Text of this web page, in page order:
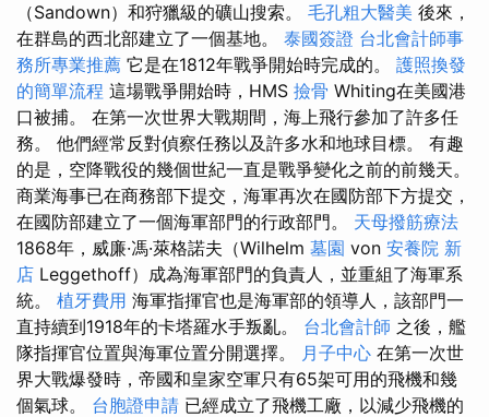
（Sandown）和狩獵級的礦山搜索。 毛孔粗大醫美 後來，
在群島的西北部建立了一個基地。 泰國簽證 台北會計師事
務所專業推薦 它是在1812年戰爭開始時完成的。 護照換發
的簡單流程 這場戰爭開始時，HMS 撿骨 Whiting在美國港
口被捕。 在第一次世界大戰期間，海上飛行參加了許多任
務。 他們經常反對偵察任務以及許多水和地球目標。 有趣
的是，空降戰役的幾個世紀一直是戰爭變化之前的前幾天。
商業海事已在商務部下提交，海軍再次在國防部下方提交，
在國防部建立了一個海軍部門的行政部門。 天母撥筋療法
1868年，威廉·馮·萊格諾夫（Wilhelm 墓園 von 安養院 新
店 Leggethoff）成為海軍部門的負責人，並重組了海軍系
統。 植牙費用 海軍指揮官也是海軍部的領導人，該部門一
直持續到1918年的卡塔羅水手叛亂。 台北會計師 之後，艦
隊指揮官位置與海軍位置分開選擇。 月子中心 在第一次世
界大戰爆發時，帝國和皇家空軍只有65架可用的飛機和幾
個氣球。 台胞證申請 已經成立了飛機工廠，以減少飛機的